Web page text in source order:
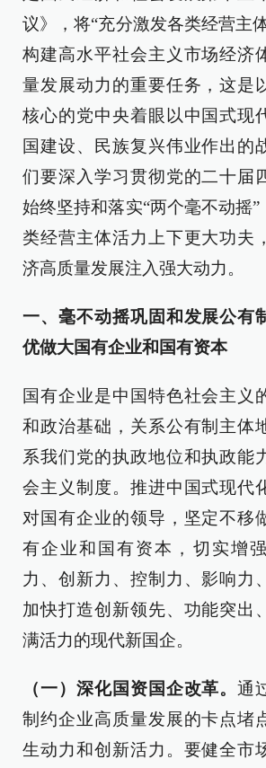
议》，将“充分激发各类经营主
构建高水平社会主义市场经济
量发展动力的重要任务，这是
核心的党中央着眼以中国式现
国建设、民族复兴伟业作出的
们要深入学习贯彻党的二十届
始终坚持和落实“两个毫不动摇
类经营主体活力上下更大功夫
济高质量发展注入强大动力。
一、毫不动摇巩固和发展公有
优做大国有企业和国有资本
国有企业是中国特色社会主义
和政治基础，关系公有制主体
系我们党的执政地位和执政能
会主义制度。推进中国式现代
对国有企业的领导，坚定不移
有企业和国有资本，切实增
力、创新力、控制力、影响力
加快打造创新领先、功能突出
满活力的现代新国企。
（一）深化国资国企改革。通
制约企业高质量发展的卡点堵
生动力和创新活力。要健全市